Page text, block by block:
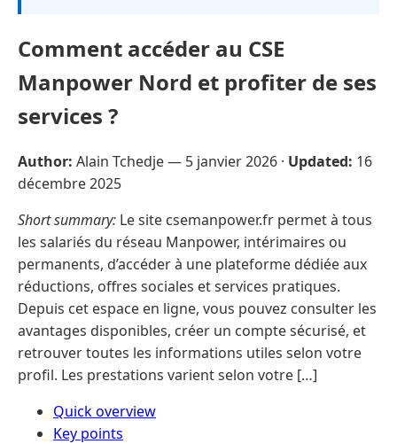
Comment accéder au CSE
Manpower Nord et profiter de ses
services ?
Author: Alain Tchedje — 5 janvier 2026 · Updated: 16
décembre 2025
Short summary: Le site csemanpower.fr permet à tous
les salariés du réseau Manpower, intérimaires ou
permanents, d’accéder à une plateforme dédiée aux
réductions, offres sociales et services pratiques.
Depuis cet espace en ligne, vous pouvez consulter les
avantages disponibles, créer un compte sécurisé, et
retrouver toutes les informations utiles selon votre
profil. Les prestations varient selon votre […]
Quick overview
Key points